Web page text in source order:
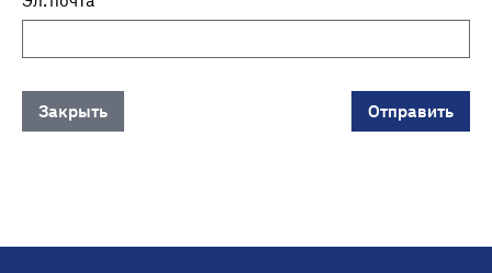
Закрыть Отправить